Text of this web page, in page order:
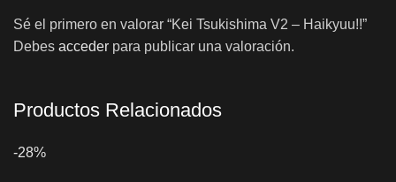
Sé el primero en valorar “Kei Tsukishima V2 – Haikyuu!!”
Debes acceder para publicar una valoración.
Productos Relacionados
-28%